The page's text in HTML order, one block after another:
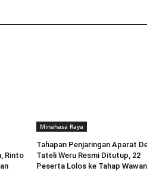
Rinto
Minahasa Raya
Tahapan Penjaringan Aparat
Tateli Weru Resmi Ditutup, 22
Peserta Lolos ke Tahap